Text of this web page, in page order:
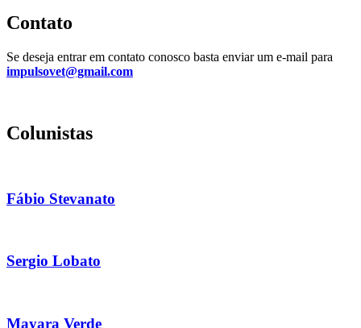
Contato
Se deseja entrar em contato conosco basta enviar um e-mail para
impulsovet@gmail.com
Colunistas
Fábio Stevanato
Sergio Lobato
Mayara Verde